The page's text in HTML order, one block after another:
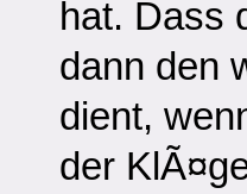
hat. Dass
dann den
dient,
der